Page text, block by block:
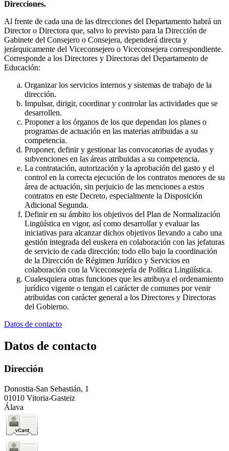
Direcciones.
Al frente de cada una de las direcciones del Departamento habrá un
Director o Directora que, salvo lo previsto para la Dirección de
Gabinete del Consejero o Consejera, dependerá directa y
jerárquicamente del Viceconsejero o Viceconsejera correspondiente.
Corresponde a los Directores y Directoras del Departamento de
Educación:
Organizar los servicios internos y sistemas de trabajo de la
dirección.
Impulsar, dirigir, coordinar y controlar las actividades que se
desarrollen.
Proponer a los órganos de los que dependan los planes o
programas de actuación en las materias atribuidas a su
competencia.
Proponer, definir y gestionar las convocatorias de ayudas y
subvenciones en las áreas atribuidas a su competencia.
La contratación, autorización y la aprobación del gasto y el
control en la correcta ejecución de los contratos menores de su
área de actuación, sin perjuicio de las menciones a estos
contratos en este Decreto, especialmente la Disposición
Adicional Segunda.
Definir en su ámbito los objetivos del Plan de Normalización
Lingüística en vigor, así como desarrollar y evaluar las
iniciativas para alcanzar dichos objetivos llevando a cabo una
gestión integrada del euskera en colaboración con las jefaturas
de servicio de cada dirección; todo ello bajo la coordinación
de la Dirección de Régimen Jurídico y Servicios en
colaboración con la Viceconsejería de Política Lingüística.
Cualesquiera otras funciones que les atribuya el ordenamiento
jurídico vigente o tengan el carácter de comunes por venir
atribuidas con carácter general a los Directores y Directoras
del Gobierno.
Datos de contacto
Datos de contacto
Dirección
Donostia-San Sebastián, 1
01010 Vitoria-Gasteiz
Álava